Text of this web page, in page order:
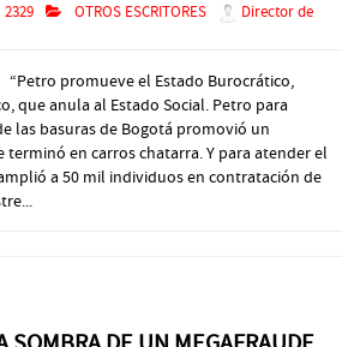
2329 OTROS ESCRITORES
Director de
“Petro promueve el Estado Burocrático,
que anula al Estado Social. Petro para
las basuras de Bogotá promovió un
en carros chatarra. Y para atender el
a 50 mil individuos en contratación de